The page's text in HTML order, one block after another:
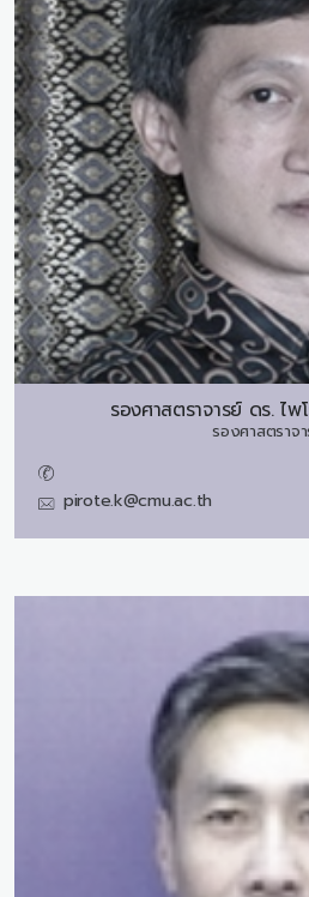
รองศาสตราจารย์ ดร. ไพ
รองศาสตราจ
pirote.k@cmu.ac.th